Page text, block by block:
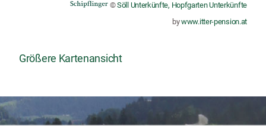
©Söll Unterkünfte, Hopfgarten Unterkünfte
bywww.itter-pension.at
Größere Kartenansicht